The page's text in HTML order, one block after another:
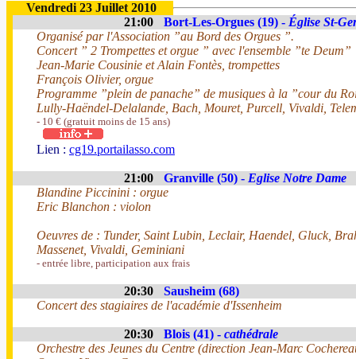
Vendredi 23 Juillet 2010
21:00
Bort-Les-Orgues (19) - Église St-
Organisé par l'Association ”au Bord des Orgues ”.
Concert ” 2 Trompettes et orgue ” avec l'ensemble ”te Deum”
Jean-Marie Cousinie et Alain Fontès, trompettes
François Olivier, orgue
Programme ”plein de panache” de musiques à la ”cour du
Lully-Haëndel-Delalande, Bach, Mouret, Purcell, Vivaldi,
- 10 € (gratuit moins de 15 ans)
Lien : cg19.portailasso.com
21:00 Granville (50) - Eglise Notre Dame
Blandine Piccinini : orgue
Eric Blanchon : violon
Oeuvres de : Tunder, Saint Lubin, Leclair, Haendel, Gluck,
Massenet, Vivaldi, Geminiani
- entrée libre, participation aux frais
20:30
Sausheim (68)
Concert des stagiaires de l'académie d'Issenheim
20:30 Blois (41) - cathédrale
Orchestre des Jeunes du Centre (direction Jean-Marc